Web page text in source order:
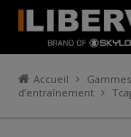
Accueil Gammes
d’entraînement